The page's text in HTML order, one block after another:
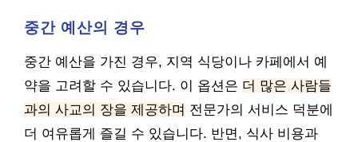
중간 예산의 경우
중간 예산을 가진 경우, 지역 식당이나 카페에서 예
약을 고려할 수 있습니다. 이 옵션은 더 많은 사람들
과의 사교의 장을 제공하며 전문가의 서비스 덕분에
더 여유롭게 즐길 수 있습니다. 반면, 식사 비용과